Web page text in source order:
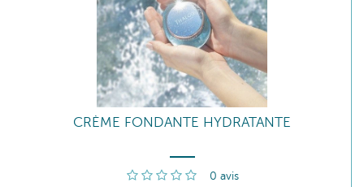
CRÈME FONDANTE HYDRATANTE
0 avis